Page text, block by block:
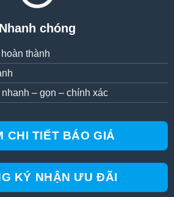
Nhanh chóng
thành
– gọn – chính xác
CHI TIẾT BÁO GIÁ
KÝ NHẬN ƯU ĐÃI